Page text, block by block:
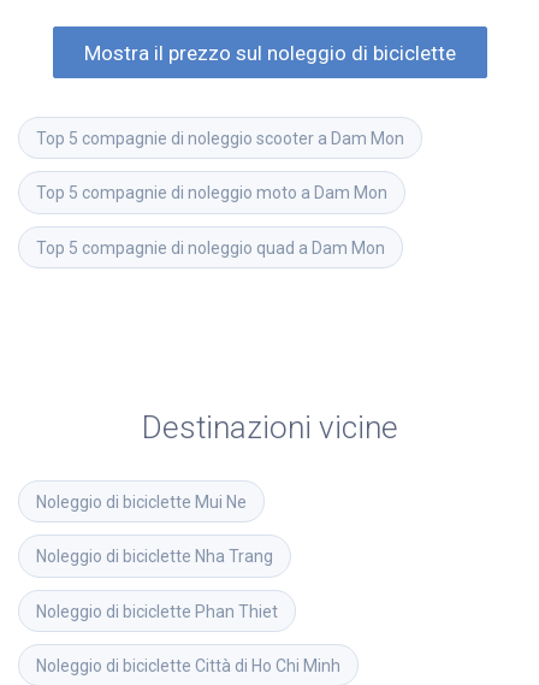
Mostra il prezzo sul noleggio di biciclette
Top 5 compagnie di noleggio scooter a Dam Mon
Top 5 compagnie di noleggio moto a Dam Mon
Top 5 compagnie di noleggio quad a Dam Mon
Destinazioni vicine
Noleggio di biciclette Mui Ne
Noleggio di biciclette Nha Trang
Noleggio di biciclette Phan Thiet
Noleggio di biciclette Città di Ho Chi Minh